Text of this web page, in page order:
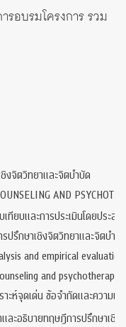
รอบรมโครงการ รวม
งจิตวิทยาและจิตบำบัด
AND
เทียบและการประเมินโดยปร
รปรึกษาเชิงจิตวิทยาและจิตบำ
and empirical
and
ราะห์จุดเด่น ข้อจำกัดและควา
ละอธิบายทฤษฎีการปรึกษาเชิ